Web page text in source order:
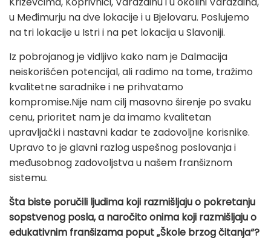
u Međimurju na dve lokacije i u Bjelovaru. Poslujemo
na tri lokacije u Istri i na pet lokacija u Slavoniji.
Iz pobrojanog je vidljivo kako nam je Dalmacija
neiskorišćen potencijal, ali radimo na tome, tražimo
kvalitetne saradnike i ne prihvatamo
kompromise.Nije nam cilj masovno širenje po svaku
cenu, prioritet nam je da imamo kvalitetan
upravljački i nastavni kadar te zadovoljne korisnike.
Upravo to je glavni razlog uspešnog poslovanja i
međusobnog zadovoljstva u našem franšiznom
sistemu.
Šta biste poručili ljudima koji razmišljaju o pokretanju
sopstvenog posla, a naročito onima koji razmišljaju o
edukativnim franšizama poput „Škole brzog čitanja“?